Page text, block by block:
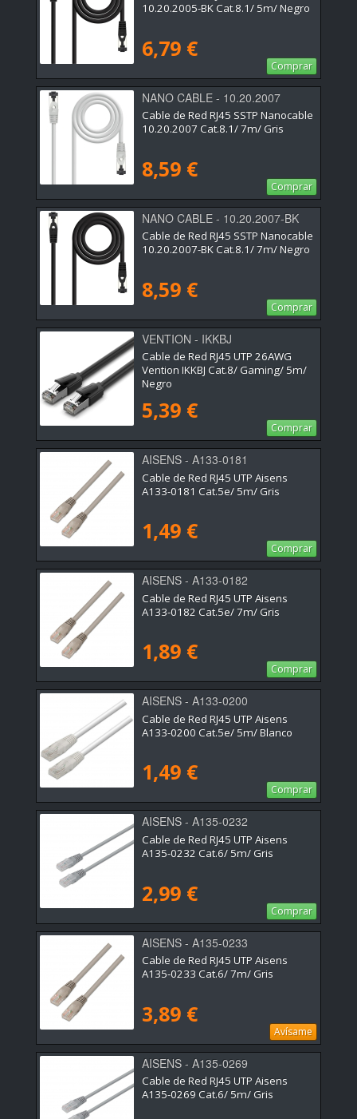
10.20.2005-BK Cat.8.1/ 5m/ Negro
6,79 €
Comprar
NANO CABLE - 10.20.2007
Cable de Red RJ45 SSTP Nanocable
10.20.2007 Cat.8.1/ 7m/ Gris
8,59 €
Comprar
NANO CABLE - 10.20.2007-BK
Cable de Red RJ45 SSTP Nanocable
10.20.2007-BK Cat.8.1/ 7m/ Negro
8,59 €
Comprar
VENTION - IKKBJ
Cable de Red RJ45 UTP 26AWG
Vention IKKBJ Cat.8/ Gaming/ 5m/
Negro
5,39 €
Comprar
AISENS - A133-0181
Cable de Red RJ45 UTP Aisens
A133-0181 Cat.5e/ 5m/ Gris
1,49 €
Comprar
AISENS - A133-0182
Cable de Red RJ45 UTP Aisens
A133-0182 Cat.5e/ 7m/ Gris
1,89 €
Comprar
AISENS - A133-0200
Cable de Red RJ45 UTP Aisens
A133-0200 Cat.5e/ 5m/ Blanco
1,49 €
Comprar
AISENS - A135-0232
Cable de Red RJ45 UTP Aisens
A135-0232 Cat.6/ 5m/ Gris
2,99 €
Comprar
AISENS - A135-0233
Cable de Red RJ45 UTP Aisens
A135-0233 Cat.6/ 7m/ Gris
3,89 €
Avísame
AISENS - A135-0269
Cable de Red RJ45 UTP Aisens
A135-0269 Cat.6/ 5m/ Gris